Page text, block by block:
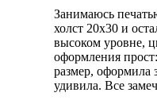
Занимаюсь
холст 20х30 и
высоком уровне,
оформления
размер, оформила
удивила. Все